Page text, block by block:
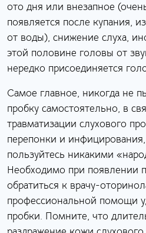
ото дня или внезапное
появляется после купания,
от воды), снижение слуха,
этой половине головы от
нередко присоединяется
Самое главное, никогда не
пробку самостоятельно, в
травматизации слухового
перепонки и
пользуйтесь никакими
Необходимо при появлении
обратиться к врачу-
профессиональной помощи
пробки. Помните, что